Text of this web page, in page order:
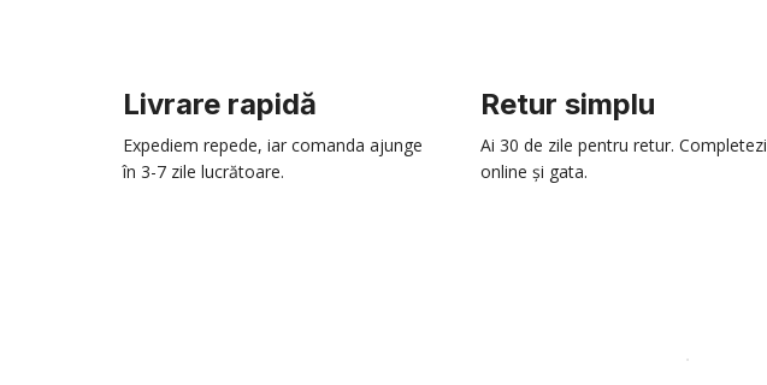
Livrare rapidă
Expediem repede, iar comanda ajunge
în 3-7 zile lucrătoare.
Retur simplu
Ai 30 de zile pentru retur. Completezi
online și gata.